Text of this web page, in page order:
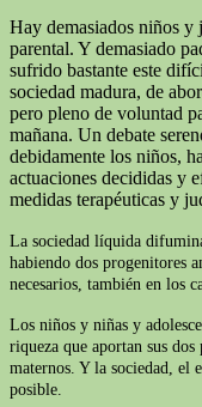
Hay demasiados niños y
parental. Y demasiado
sufrido bastante este
sociedad madura, de
pero pleno de voluntad
mañana. Un debate
debidamente los niños,
actuaciones decididas y
medidas terapéuticas y
La sociedad líquida
habiendo dos progenitores
necesarios, también en los
Los niños y niñas y
riqueza que aportan sus
maternos. Y la sociedad, el
posible.